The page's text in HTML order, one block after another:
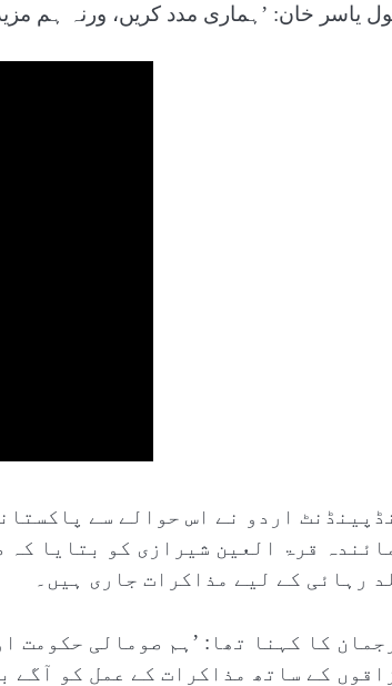
یاسر خان: ’ہماری مدد کریں، ورنہ ہم
اردو نے اس حوالے سے
قرۃ العین شیرازی کو بتایا
رہائی کے لیے مذاکرات جاری ہیں۔
کا کہنا تھا: ’ہم صومالی حکومت
کے ساتھ مذاکرات کے عمل کو آگے